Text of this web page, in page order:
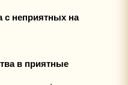
с неприятных на
в приятные